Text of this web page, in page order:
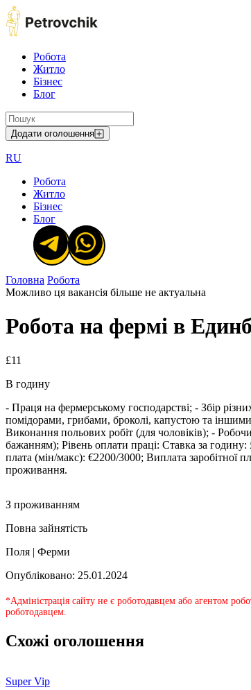
Робота
Житло
Бізнес
Блог
Додати оголошення
RU
Робота
Житло
Бізнес
Блог
Головна Робота
Можливо ця вакансія більше не актуальна
Робота на фермі в
£11
В годину
- Праця на фермерському господарстві; - Збір
помідорами, грибами, броколі, капустою та
Виконання польових робіт (для чоловіків); -
бажанням); Рівень оплати праці: Ставка за
плата (мін/макс): €2200/3000; Виплата заробітної
проживання.
З проживанням
Повна зайнятість
Поля | Ферми
Опубліковано: 25.01.2024
*Адміністрація сайту не є роботодавцем або агентом
роботодавцем.
Схожі оголошення
Super Vip